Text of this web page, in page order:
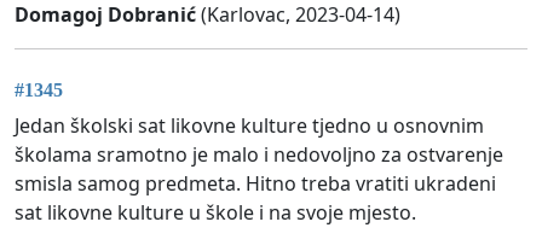
Domagoj Dobranić(Karlovac, 2023-04-14)
#1345
Jedan školski sat likovne kulture tjedno u osnovnim
školama sramotno je malo i nedovoljno za ostvarenje
smisla samog predmeta. Hitno treba vratiti ukradeni
sat likovne kulture u škole i na svoje mjesto.